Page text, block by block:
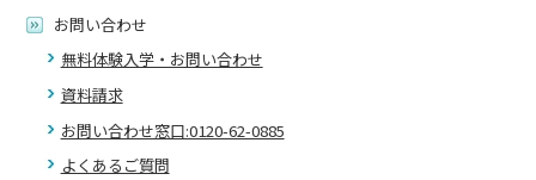
お問い合わせ
無料体験入学・お問い合わせ
資料請求
お問い合わせ窓口:0120-62-0885
よくあるご質問